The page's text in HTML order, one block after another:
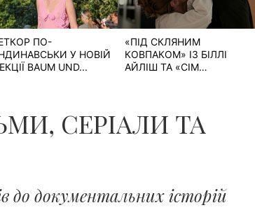
ПО-
У НОВІЙ
BAUM UND...
«ПІД СКЛЯНИМ
КОВПАКОМ» ІЗ БІЛЛІ
АЙЛІШ ТА «СІМ
СЕРІАЛИ ТА
до документальних історій